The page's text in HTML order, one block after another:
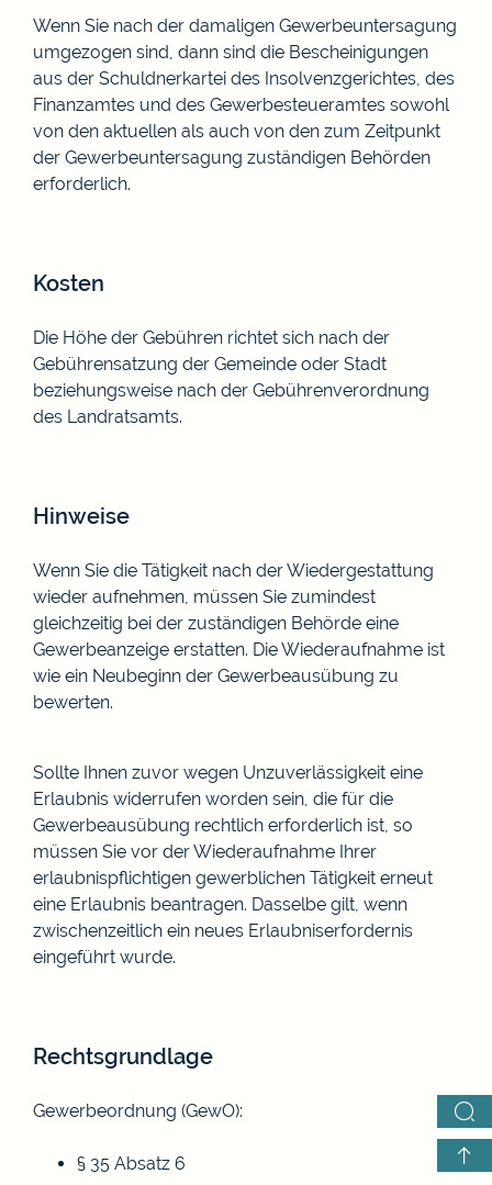
Wenn Sie nach der damaligen Gewerbeuntersagung
umgezogen sind, dann sind die Bescheinigungen
aus der Schuldnerkartei des Insolvenzgerichtes, des
Finanzamtes und des Gewerbesteueramtes sowohl
von den aktuellen als auch von den zum Zeitpunkt
der Gewerbeuntersagung zuständigen Behörden
erforderlich.
Kosten
Die Höhe der Gebühren richtet sich nach der
Gebührensatzung der Gemeinde oder Stadt
beziehungsweise nach der Gebührenverordnung
des Landratsamts.
Hinweise
Wenn Sie die Tätigkeit nach der Wiedergestattung
wieder aufnehmen, müssen Sie zumindest
gleichzeitig bei der zuständigen Behörde eine
Gewerbeanzeige erstatten. Die Wiederaufnahme ist
wie ein Neubeginn der Gewerbeausübung zu
bewerten.
Sollte Ihnen zuvor wegen Unzuverlässigkeit eine
Erlaubnis widerrufen worden sein, die für die
Gewerbeausübung rechtlich erforderlich ist, so
müssen Sie vor der Wiederaufnahme Ihrer
erlaubnispflichtigen gewerblichen Tätigkeit erneut
eine Erlaubnis beantragen. Dasselbe gilt, wenn
zwischenzeitlich ein neues Erlaubniserfordernis
eingeführt wurde.
Rechtsgrundlage
Gewerbeordnung (GewO):
§ 35 Absatz 6